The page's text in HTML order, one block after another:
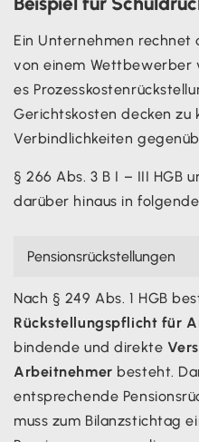
Ein Unternehmen rechnet
von einem Wettbewerber
es
Gerichtskosten decken zu
Verbindlichkeiten
§ 266 Abs. 3 B I – III HGB
darüber hinaus in
Pensionsrückstellungen
Nach § 249 Abs. 1 HGB
Rückstellungspflicht für
bindende und direkte
Arbeitnehmer besteht.
entsprechende
muss zum Bilanzstichtag